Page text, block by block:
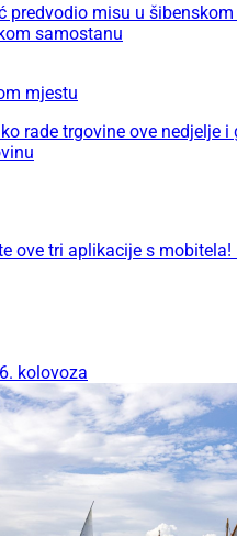
predvodio misu u
samostanu
mjestu
rade trgovine ove nedjelje i
ove tri aplikacije s mobitela!
kolovoza